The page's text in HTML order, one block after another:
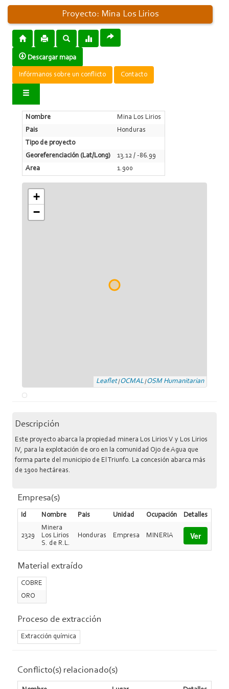
Proyecto: Mina Los Lirios
Descargar mapa
Infórmanos sobre un conflicto Contacto
Nombre
Mina Los Lirios
Pais
Honduras
Tipo de proyecto
Georeferenciación (Lat/Long)
13.12 / -86.99
Area
1.900
+
−
Leaflet|OCMAL|OSM Humanitarian
Descripción
Este proyecto abarca la propiedad minera Los Lirios V y Los Lirios
IV, para la explotación de oro en la comunidad Ojo de Agua que
forma parte del municipio de El Triunfo. La concesión abarca más
de 1900 hectáreas.
Empresa(s)
Id Nombre Pais Unidad Ocupación Detalles
2329
Minera
Los Lirios
S. de R.L.
Honduras Empresa MINERIA Ver
Material extraído
COBRE
ORO
Proceso de extracción
Extracción química
Conflicto(s) relacionado(s)